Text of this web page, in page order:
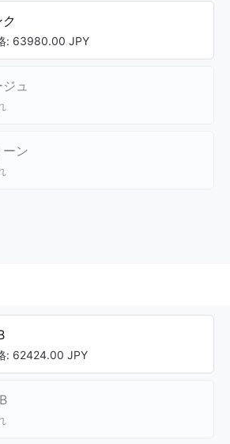
ク
: 63980.00 JPY
ュ
ーン
: 62424.00 JPY